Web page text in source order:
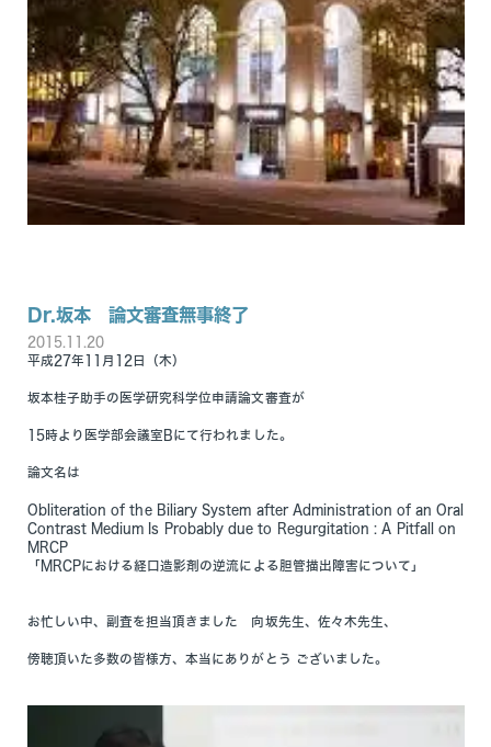
Dr.坂本 論文審査無事終了
2015.11.20
平成27年11月12日（木）
坂本桂子助手の医学研究科学位申請論文審査が
15時より医学部会議室Bにて行われました。
論文名は
Obliteration of the Biliary System after Administration of an Oral
Contrast Medium Is Probably due to Regurgitation : A Pitfall on
MRCP
「MRCPにおける経口造影剤の逆流による胆管描出障害について」
お忙しい中、副査を担当頂きました 向坂先生、佐々木先生、
傍聴頂いた多数の皆様方、本当にありがとう ございました。